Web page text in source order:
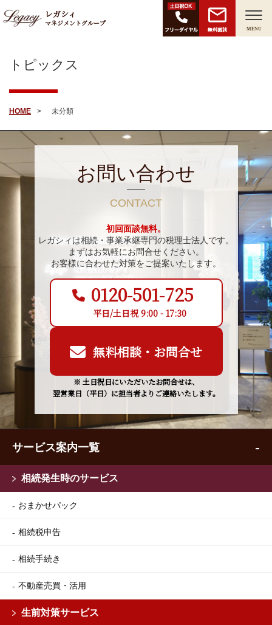
レガシィ
マネジメントグループ
無料面談 MENU
トピックス
HOME 未分類
お問い合わせ
CONTACT
初回面談無料。
レガシィは相続・事業承継専門の税理士法人です。
まずはお気軽にお問合せください。
お客様に合わせた対策をご提案いたします。
0120-501-725
平日/土日祝 9:00 - 17:30
無料相談・お問合せ
※ 土日祝日にいただいたお問合せは、
翌営業日（平日）に担当者よりご連絡いたします。
サービス案内一覧
相続発生時のサービス
おまかせパック
相続税申告
相続手続き
不動産売買・活用
生前対策サービス